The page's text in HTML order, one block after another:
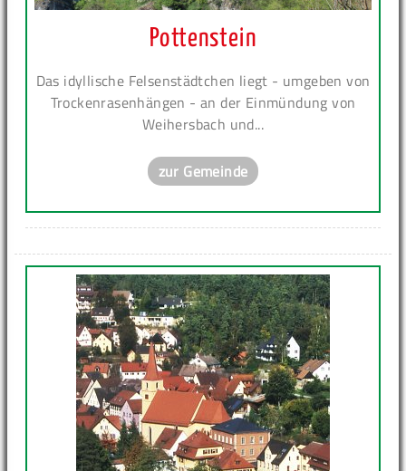
Pottenstein
Das idyllische Felsenstädtchen liegt - umgeben von
Trockenrasenhängen - an der Einmündung von
Weihersbach und...
zur Gemeinde